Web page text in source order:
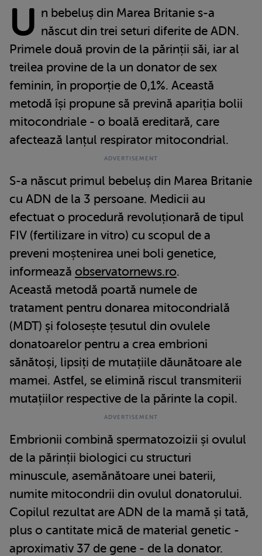
U n bebeluș din Marea Britanie s-a
născut din trei seturi diferite de ADN.
Primele două provin de la părinții săi, iar al
treilea provine de la un donator de sex
feminin, în proporție de 0,1%. Această
metodă își propune să prevină apariția bolii
mitocondriale - o boală ereditară, care
afectează lanțul respirator mitocondrial.
S-a născut primul bebeluș din Marea Britanie
cu ADN de la 3 persoane. Medicii au
efectuat o procedură revoluționară de tipul
FIV (fertilizare in vitro) cu scopul de a
preveni moștenirea unei boli genetice,
informează observatornews.ro.
Această metodă poartă numele de
tratament pentru donarea mitocondrială
(MDT) și folosește țesutul din ovulele
donatoarelor pentru a crea embrioni
sănătoși, lipsiți de mutațiile dăunătoare ale
mamei. Astfel, se elimină riscul transmiterii
mutațiilor respective de la părinte la copil.
Embrionii combină spermatozoizii și ovulul
de la părinții biologici cu structuri
minuscule, asemănătoare unei baterii,
numite mitocondrii din ovulul donatorului.
Copilul rezultat are ADN de la mamă și tată,
plus o cantitate mică de material genetic -
aproximativ 37 de gene - de la donator.